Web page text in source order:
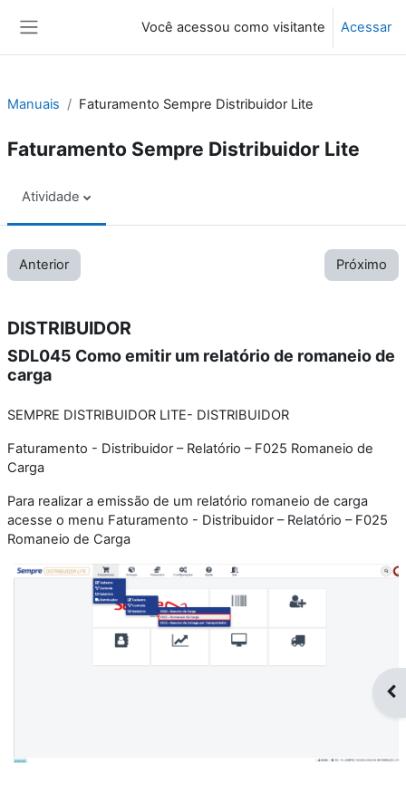
Você acessou como visitante Acessar
Manuais Faturamento Sempre Distribuidor Lite
Faturamento Sempre Distribuidor Lite
Atividade
Anterior Próximo
DISTRIBUIDOR
SDL045 Como emitir um relatório de romaneio de
carga
SEMPRE DISTRIBUIDOR LITE- DISTRIBUIDOR
Faturamento - Distribuidor – Relatório – F025 Romaneio de
Carga
Para realizar a emissão de um relatório romaneio de carga
acesse o menu Faturamento - Distribuidor – Relatório – F025
Romaneio de Carga